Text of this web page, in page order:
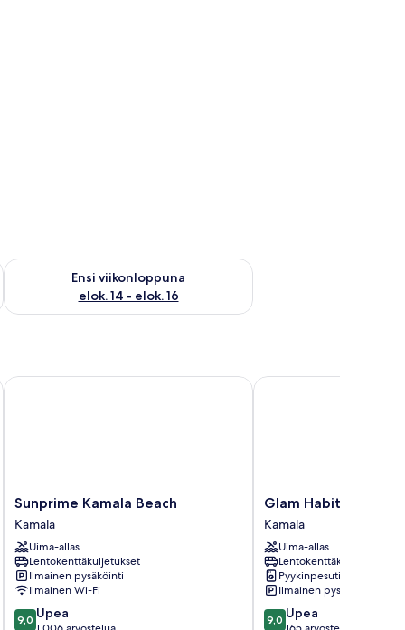
7 - elok. 9
Ensi viikonloppuna
elok. 14 - elok. 16
Tarkista ensi viikonlopun saatavuus elok. 14 - elok. 16
Sunprime
Kamala
Beach
Kamala
Sunprime Kamala Beach
Kamala
Uima-allas
Lentokenttäkuljetukset
Ilmainen pysäköinti
Ilmainen Wi-Fi
9.0
9,0 Upea
Sunprime Kamala Beach
Glam
Habitat
Hotel
Kamala
Glam Habitat Hotel
Kamala
Uima-allas
Lentokenttäkuljetukset
Pyykinpesutilat
Ilmainen pysäköinti
9.0
9,0 Upea
Glam Habitat Hotel